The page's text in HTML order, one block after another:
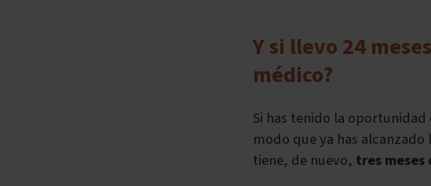
Y si llevo 24
médico?
Si has tenido la
modo que ya has
tiene, de nuevo, tres meses